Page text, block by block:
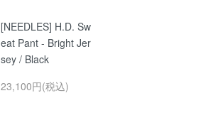
[NEEDLES] H.D. Sw
eat Pant - Bright Jer
sey / Black
23,100円(税込)